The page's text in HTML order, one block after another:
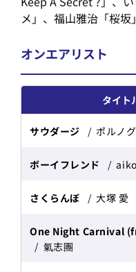
メ」、福山雅治「桜坂
オンエアリスト
タイト
サウダージ ポルノ
ボーイフレンド aiko
さくらんぼ 大塚 愛
One Night Carnival
氣志團